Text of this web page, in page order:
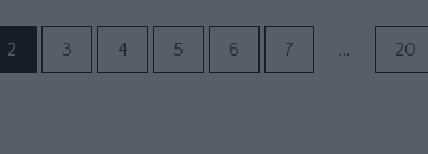
2 3 4 5 6 7 … 20